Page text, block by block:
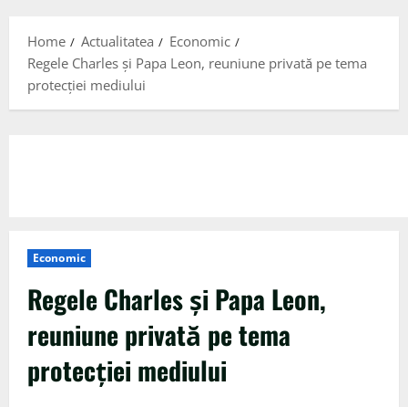
Home Actualitatea
Economic
Regele Charles și Papa Leon, reuniune privată pe tema
protecției mediului
Economic
Regele Charles și Papa Leon,
reuniune privată pe tema
protecției mediului